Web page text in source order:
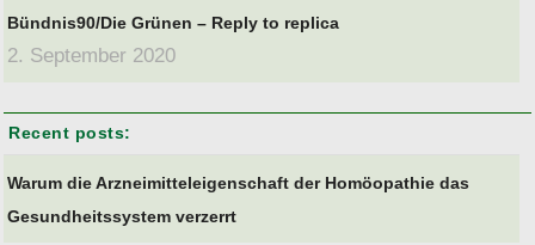
Bündnis90/Die Grünen – Reply to replica
2. September 2020
Recent posts:
Warum die Arzneimitteleigenschaft der Homöopathie das
Gesundheitssystem verzerrt